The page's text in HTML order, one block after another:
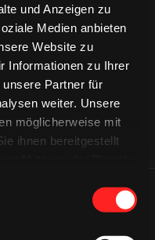
und Anzeigen zu
Medien anbieten
Website zu
Informationen zu Ihrer
Partner für
weiter. Unsere
möglicherweise mit
ihnen bereitgestellt
CO
CO